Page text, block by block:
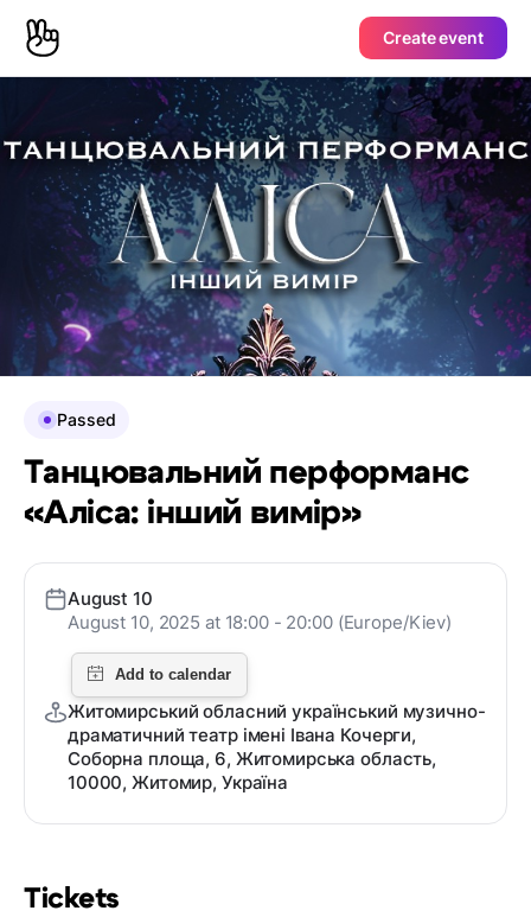
Create event
Tickets
Passed
Танцювальний перформанс
«Аліса: інший вимір»
August 10
August 10, 2025 at 18:00 - 20:00 (Europe/Kiev)
Житомирський обласний український музично-
драматичний театр імені Івана Кочерги,
Соборна площа, 6, Житомирська область,
10000, Житомир, Україна